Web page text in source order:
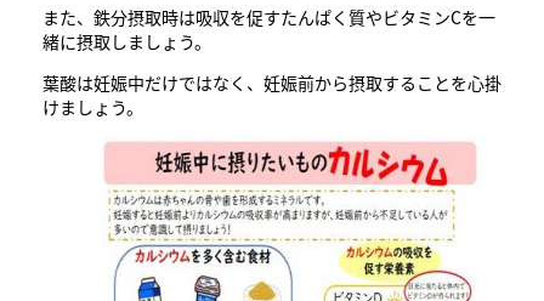
また、鉄分摂取時は吸収を促すたんぱく質やビタミンCを一
緒に摂取しましょう。
葉酸は妊娠中だけではなく、妊娠前から摂取することを心掛
けましょう。